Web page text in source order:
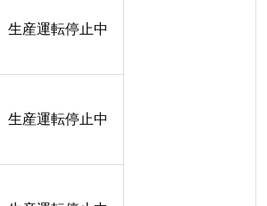
生産運転停止中
生産運転停止中